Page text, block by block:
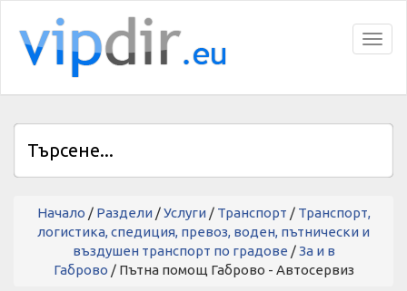
Начало / Раздели/Услуги/ Транспорт / Транспорт,
логистика, спедиция, превоз, воден, пътнически и
въздушен транспорт по градове /За и в
Габрово / Пътна помощ Габрово - Автосервиз